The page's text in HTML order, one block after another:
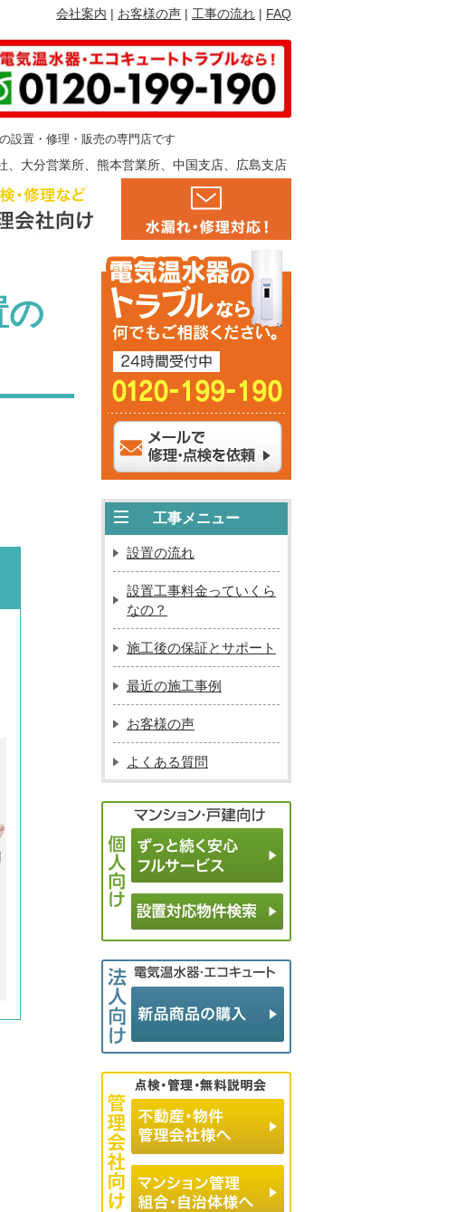
会社案内 お客様の声 工事の流れ FAQ
設置・修理・販売の専門店です
、大分営業所、熊本営業所、中国支店、広島支店
の
工事メニュー
設置の流れ
設置工事料金っていくら
なの？
施工後の保証とサポート
最近の施工事例
お客様の声
よくある質問